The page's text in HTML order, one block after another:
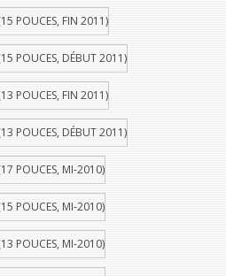
POUCES, FIN 2011)
POUCES, DÉBUT 2011)
POUCES, FIN 2011)
POUCES, DÉBUT 2011)
POUCES, MI-2010)
POUCES, MI-2010)
POUCES, MI-2010)